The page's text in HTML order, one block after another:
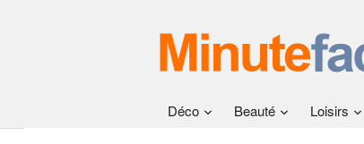
Déco Beauté Loisirs